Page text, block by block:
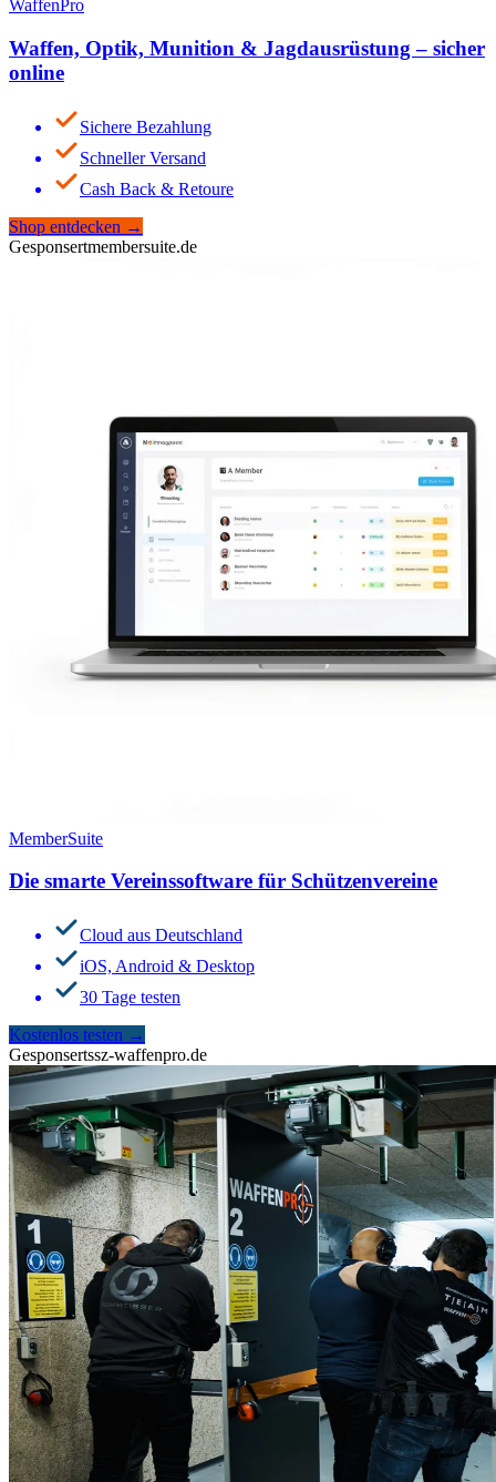
WaffenPro
Waffen, Optik, Munition & Jagdausrüstung – sicher
online
Sichere Bezahlung
Schneller Versand
Cash Back & Retoure
Shop entdecken →
Gesponsertmembersuite.de
MemberSuite
Die smarte Vereinssoftware für Schützenvereine
Cloud aus Deutschland
iOS, Android & Desktop
30 Tage testen
Kostenlos testen →
Gesponsertssz-waffenpro.de